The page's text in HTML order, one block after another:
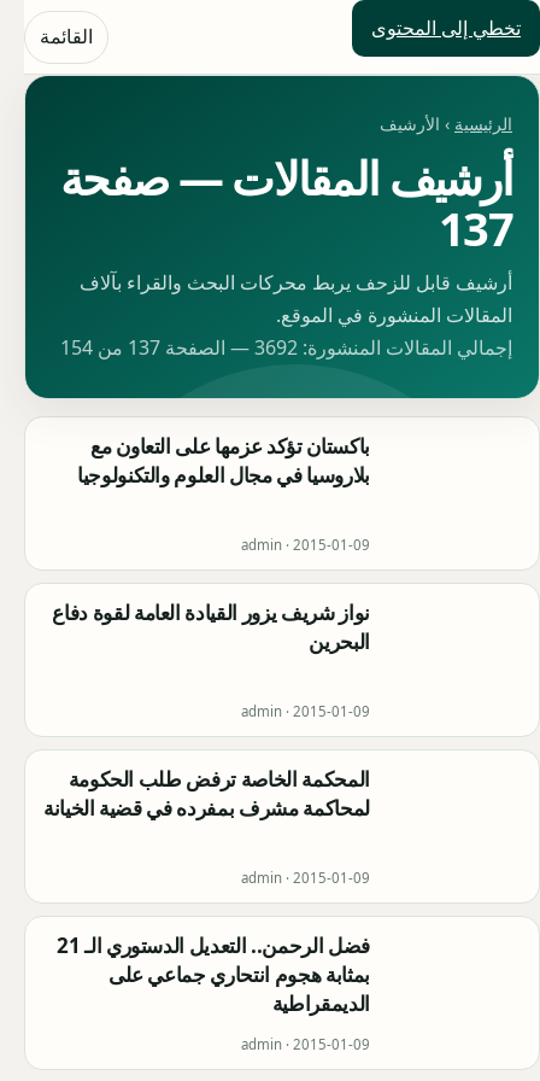
تخطي إلى المحتوى
حلول العالم القائمة
الرئيسية › الأرشيف
أرشيف المقالات — صفحة
137
أرشيف قابل للزحف يربط محركات البحث والقراء بآلاف
المقالات المنشورة في الموقع.
إجمالي المقالات المنشورة: 3692 — الصفحة 137 من 154
باكستان تؤكد عزمها على التعاون مع
بلاروسيا في مجال العلوم والتكنولوجيا
admin · 2015-01-09
نواز شريف يزور القيادة العامة لقوة دفاع
البحرين
admin · 2015-01-09
المحكمة الخاصة ترفض طلب الحكومة
لمحاكمة مشرف بمفرده في قضية الخيانة
admin · 2015-01-09
فضل الرحمن.. التعديل الدستوري الـ 21
بمثابة هجوم انتحاري جماعي على
الديمقراطية
admin · 2015-01-09